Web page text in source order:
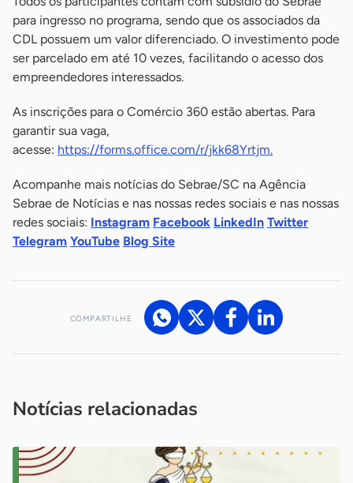
para ingresso no programa, sendo que os associados da
CDL possuem um valor diferenciado. O investimento pode
ser parcelado em até 10 vezes, facilitando o acesso dos
empreendedores interessados.
As inscrições para o Comércio 360 estão abertas. Para
garantir sua vaga,
acesse: https://forms.office.com/r/jkk68Yrtjm.
Acompanhe mais notícias do Sebrae/SC na Agência
Sebrae de Notícias e nas nossas redes sociais e nas nossas
redes sociais: Instagram Facebook LinkedIn Twitter
Telegram YouTube Blog Site
COMPARTILHE
Notícias relacionadas